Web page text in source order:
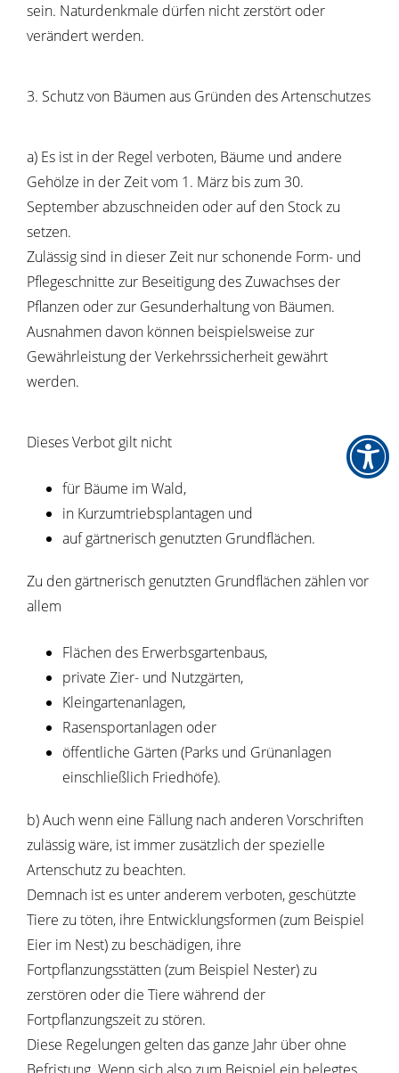
sein. Naturdenkmale dürfen nicht zerstört oder
verändert werden.
3. Schutz von Bäumen aus Gründen des Artenschutzes
a) Es ist in der Regel verboten, Bäume und andere
Gehölze in der Zeit vom 1. März bis zum 30.
September abzuschneiden oder auf den Stock zu
setzen.
Zulässig sind in dieser Zeit nur schonende Form- und
Pflegeschnitte zur Beseitigung des Zuwachses der
Pflanzen oder zur Gesunderhaltung von Bäumen.
Ausnahmen davon können beispielsweise zur
Gewährleistung der Verkehrssicherheit gewährt
werden.
Dieses Verbot gilt nicht
für Bäume im Wald,
in Kurzumtriebsplantagen und
auf gärtnerisch genutzten Grundflächen.
Zu den gärtnerisch genutzten Grundflächen zählen vor
allem
Flächen des Erwerbsgartenbaus,
private Zier- und Nutzgärten,
Kleingartenanlagen,
Rasensportanlagen oder
öffentliche Gärten(Parks und Grünanlagen
einschließlich Friedhöfe).
b) Auch wenn eine Fällung nach anderen Vorschriften
zulässig wäre, ist immer zusätzlich der spezielle
Artenschutz zu beachten.
Demnach ist es unter anderem verboten, geschützte
Tiere zu töten, ihre Entwicklungsformen(zum Beispiel
Eier im Nest)zu beschädigen, ihre
Fortpflanzungsstätten(zum Beispiel Nester)zu
zerstören oder die Tiere während der
Fortpflanzungszeit zu stören.
Diese Regelungen gelten das ganze Jahr über ohne